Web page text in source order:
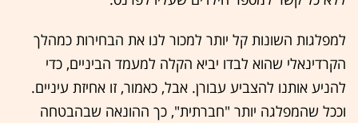
למפלגות השונות קל יותר למכור לנו את הבחירות כמהלך
הקרדינאלי שהוא לבדו יביא הקלה למעמד הביניים, כדי
להניע אותנו להצביע עבורן. אבל, כאמור, זו אחיזת עיניים.
וככל שהמפלגה יותר "חברתית", כך ההונאה שבהבטחה